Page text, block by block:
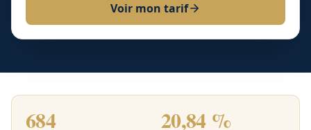
Voir mon tarif
684 20,84 %